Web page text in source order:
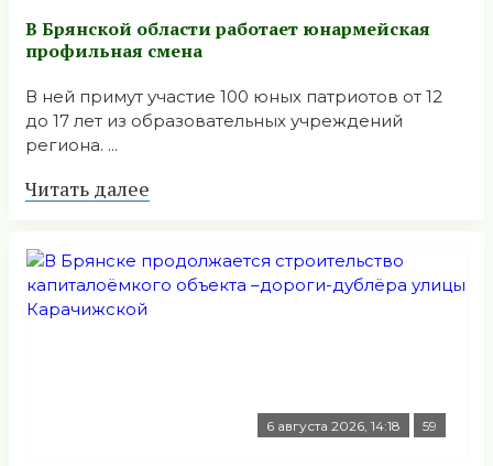
В Брянской области работает юнармейская
профильная смена
В ней примут участие 100 юных патриотов от 12
до 17 лет из образовательных учреждений
региона. ...
Читать далее
6 августа 2026, 14:18 59